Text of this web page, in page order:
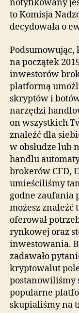
notyfikowany
to Komisja
decydowała o
na początek
inwestorów
platformą
skryptów i
narzędzi
on wszystkich
znaleźć dla
w obsłudze lub
handlu
brokerów CFD,
umieściliśmy
godne zaufania
możesz znaleźć
oferował
rynkowej oraz
inwestowania.
zadawało
kryptowalut
postanowiliśmy
popularne
skupialiśmy na